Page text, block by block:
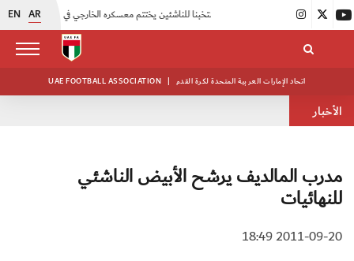
EN AR
اتحاد الكرة يُنظم ورشة عمل للمراقبين المعتمدين |
UAE FOOTBALL ASSOCIATION | اتحاد الإمارات العربية المتحدة لكرة القدم
الأخبار
مدرب المالديف يرشح الأبيض الناشئي
للنهائيات
2011-09-20 18:49